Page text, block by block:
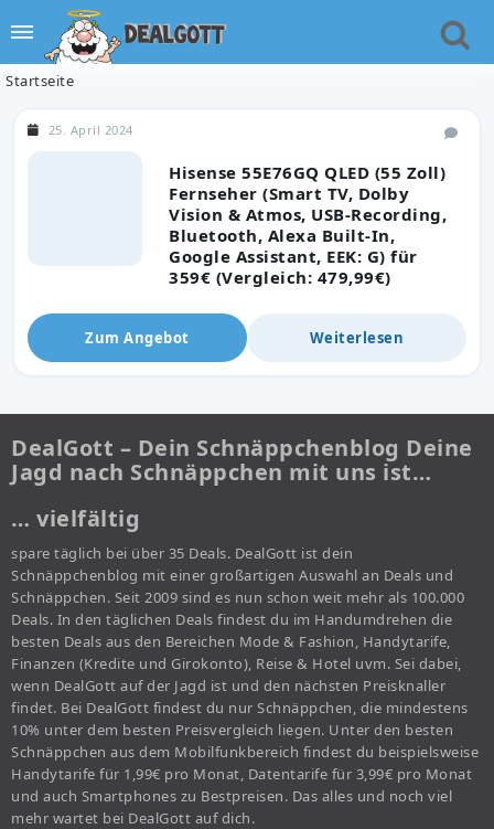
Startseite
Hisense 55E76GQ QLED (55 Zoll)
Fernseher (Smart TV, Dolby
Vision & Atmos, USB-Recording,
Bluetooth, Alexa Built-In,
Google Assistant, EEK: G) für
359€ (Vergleich: 479,99€)
25. April 2024
Zum Angebot Weiterlesen
DealGott – Dein Schnäppchenblog Deine
Jagd nach Schnäppchen mit uns ist…
… vielfältig
spare täglich bei über 35 Deals. DealGott ist dein
Schnäppchenblog mit einer großartigen Auswahl an Deals und
Schnäppchen. Seit 2009 sind es nun schon weit mehr als 100.000
Deals. In den täglichen Deals findest du im Handumdrehen die
besten Deals aus den Bereichen Mode & Fashion, Handytarife,
Finanzen (Kredite und Girokonto), Reise & Hotel uvm. Sei dabei,
wenn DealGott auf der Jagd ist und den nächsten Preisknaller
findet. Bei DealGott findest du nur Schnäppchen, die mindestens
10% unter dem besten Preisvergleich liegen. Unter den besten
Schnäppchen aus dem Mobilfunkbereich findest du beispielsweise
Handytarife für 1,99€ pro Monat, Datentarife für 3,99€ pro Monat
und auch Smartphones zu Bestpreisen. Das alles und noch viel
mehr wartet bei DealGott auf dich.